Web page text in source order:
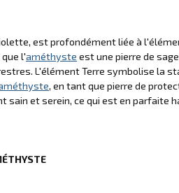
est profondément liée à
l'améthyste est une pierre de
L'élément Terre symbolise la
, en tant que pierre de
sain et serein, ce qui est en parfaite